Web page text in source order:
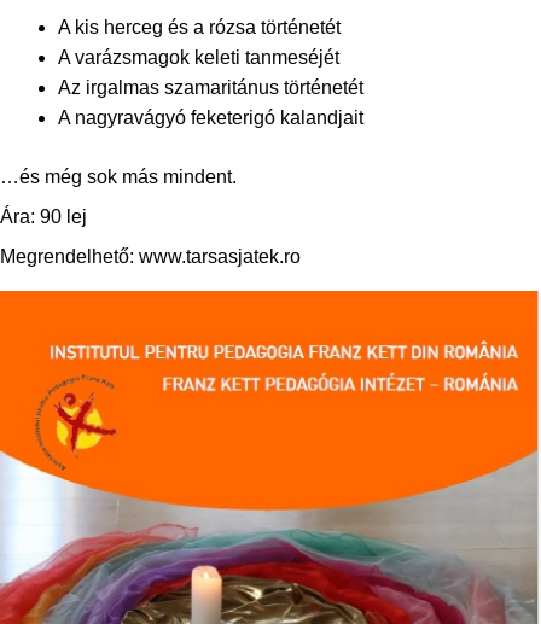
A kis herceg és a rózsa történetét
A varázsmagok keleti tanmeséjét
Az irgalmas szamaritánus történetét
A nagyravágyó feketerigó kalandjait
…és még sok más mindent.
Ára: 90 lej
Megrendelhető: www.tarsasjatek.ro